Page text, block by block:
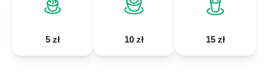
5 zł 10 zł 15 zł